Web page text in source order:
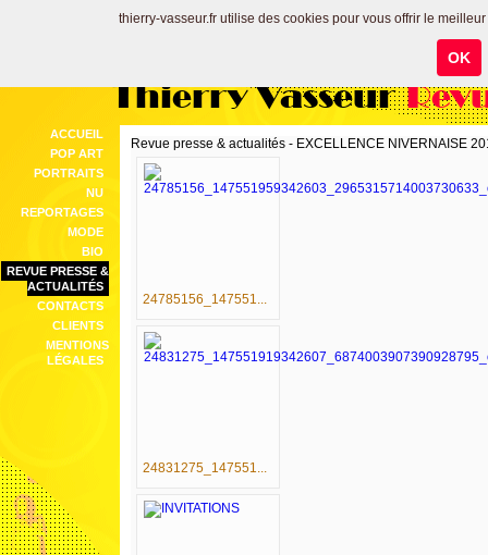
Thierry Vasseur
ACCUEIL
POP ART
PORTRAITS
NU
REPORTAGES
MODE
BIO
REVUE PRESSE &
ACTUALITÉS
CONTACTS
CLIENTS
MENTIONS
LÉGALES
Revue presse & actualités - EXCELLENCE NIVERNAISE
24785156_147551...
24831275_147551...
thierry-vasseur.fr utilise des cookies pour vous offrir le
OK